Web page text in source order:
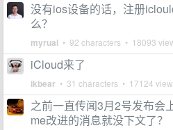
没有ios设备的话，注册
么？
myrual • 92 characters • 18093
iCloud来了
ikbear • 31 characters • 17124
之前一直传闻3月2号发布会
me改进的消息就没下文了？